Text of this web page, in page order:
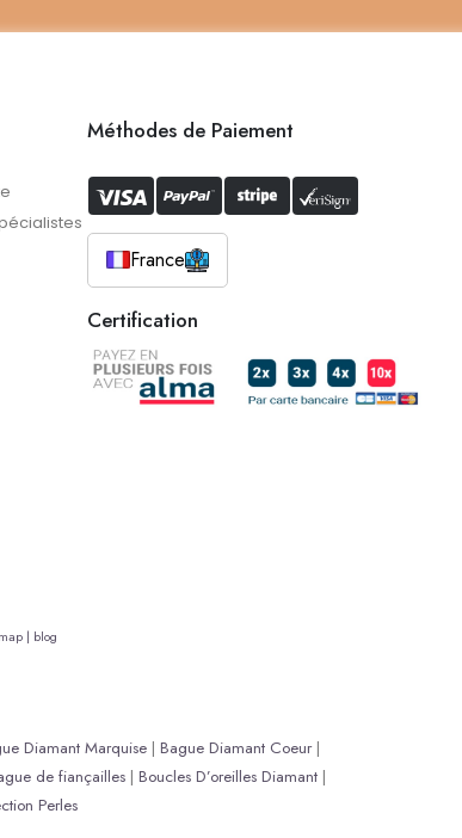
Méthodes de Paiement
France
Certification
| blog
Diamant Marquise| Bague Diamant Coeur|
de fiançailles | Boucles D’oreilles Diamant |
Perles